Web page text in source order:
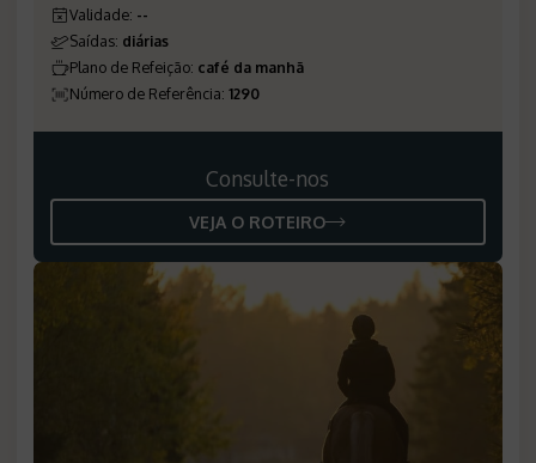
Validade: --
Saídas: diárias
Plano de Refeição: café da manhã
Número de Referência: 1290
Consulte-nos
VEJA O ROTEIRO